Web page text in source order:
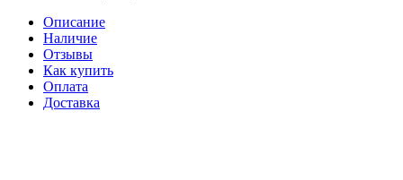
Описание
Наличие
Отзывы
Как купить
Оплата
Доставка